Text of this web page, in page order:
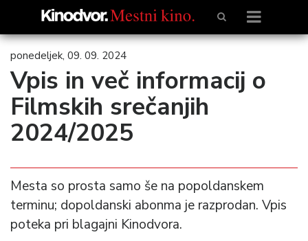
ponedeljek, 09. 09. 2024
Vpis in več informacij o
Filmskih srečanjih
2024/2025
Mesta so prosta samo še na popoldanskem
terminu; dopoldanski abonma je razprodan. Vpis
poteka pri blagajni Kinodvora.